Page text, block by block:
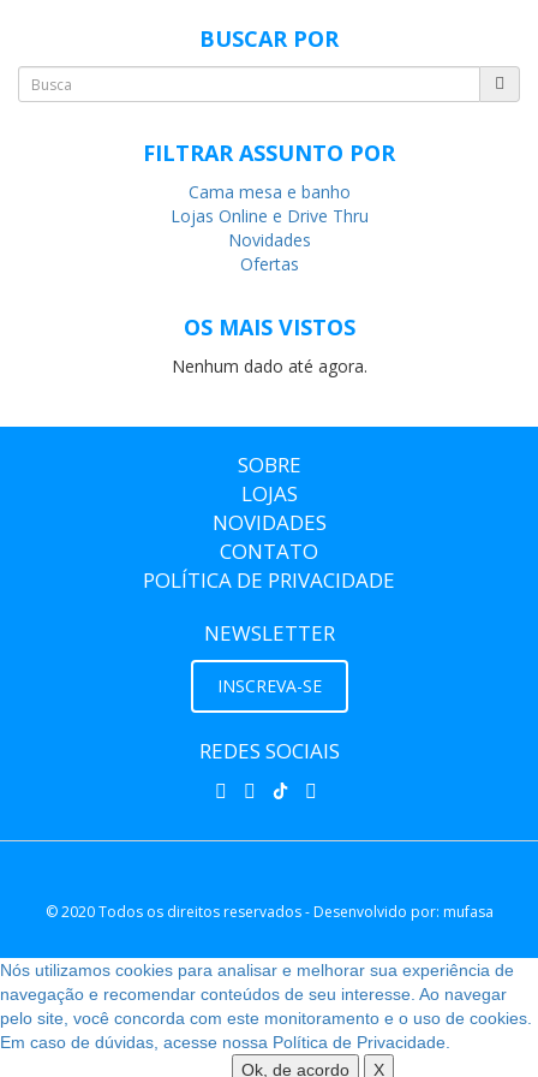
BUSCAR POR
FILTRAR ASSUNTO POR
Cama mesa e banho
Lojas Online e Drive Thru
Novidades
Ofertas
OS MAIS VISTOS
Nenhum dado até agora.
SOBRE
LOJAS
NOVIDADES
CONTATO
POLÍTICA DE PRIVACIDADE
NEWSLETTER
INSCREVA-SE
REDES SOCIAIS
© 2020 Todos os direitos reservados - Desenvolvido por: mufasa
Nós utilizamos cookies para analisar e melhorar sua experiência de
navegação e recomendar conteúdos de seu interesse. Ao navegar
pelo site, você concorda com este monitoramento e o uso de cookies.
Em caso de dúvidas, acesse nossa Política de Privacidade.
Ok, de acordo
X